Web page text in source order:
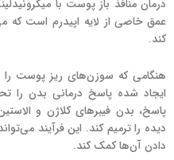
درمان منافذ باز پوست با
عمق خاصی از لایه اپیدرم است که
‌کند.
هنگامی که سوزن‌های ریز پوست
ایجاد شده پاسخ درمانی بدن را
پاسخ، بدن فیبرهای کلاژن و
دیده را ترمیم کند. این فرآیند
دادن آن‌ها کمک کند.